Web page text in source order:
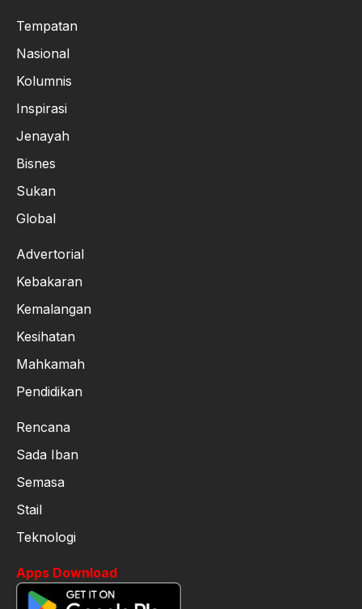
Tempatan
Nasional
Kolumnis
Inspirasi
Jenayah
Bisnes
Sukan
Global
Advertorial
Kebakaran
Kemalangan
Kesihatan
Mahkamah
Pendidikan
Rencana
Sada Iban
Semasa
Stail
Teknologi
Apps Download